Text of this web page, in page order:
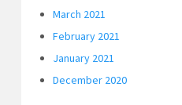
March 2021
February 2021
January 2021
December 2020